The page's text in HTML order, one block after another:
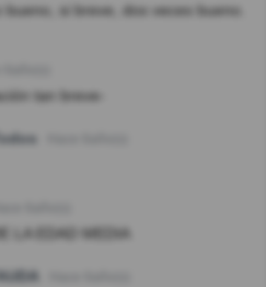
bueno, si breve, dos veces bueno.
tan breve-
LA EDAD MEDIA